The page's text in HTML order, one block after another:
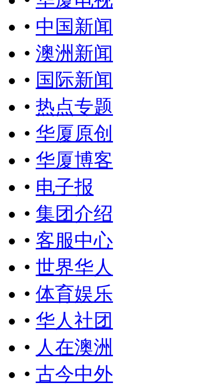
• 中国新闻
• 澳洲新闻
• 国际新闻
• 热点专题
• 华厦原创
• 华厦博客
• 电子报
• 集团介绍
• 客服中心
• 世界华人
• 体育娱乐
• 华人社团
• 人在澳洲
• 古今中外